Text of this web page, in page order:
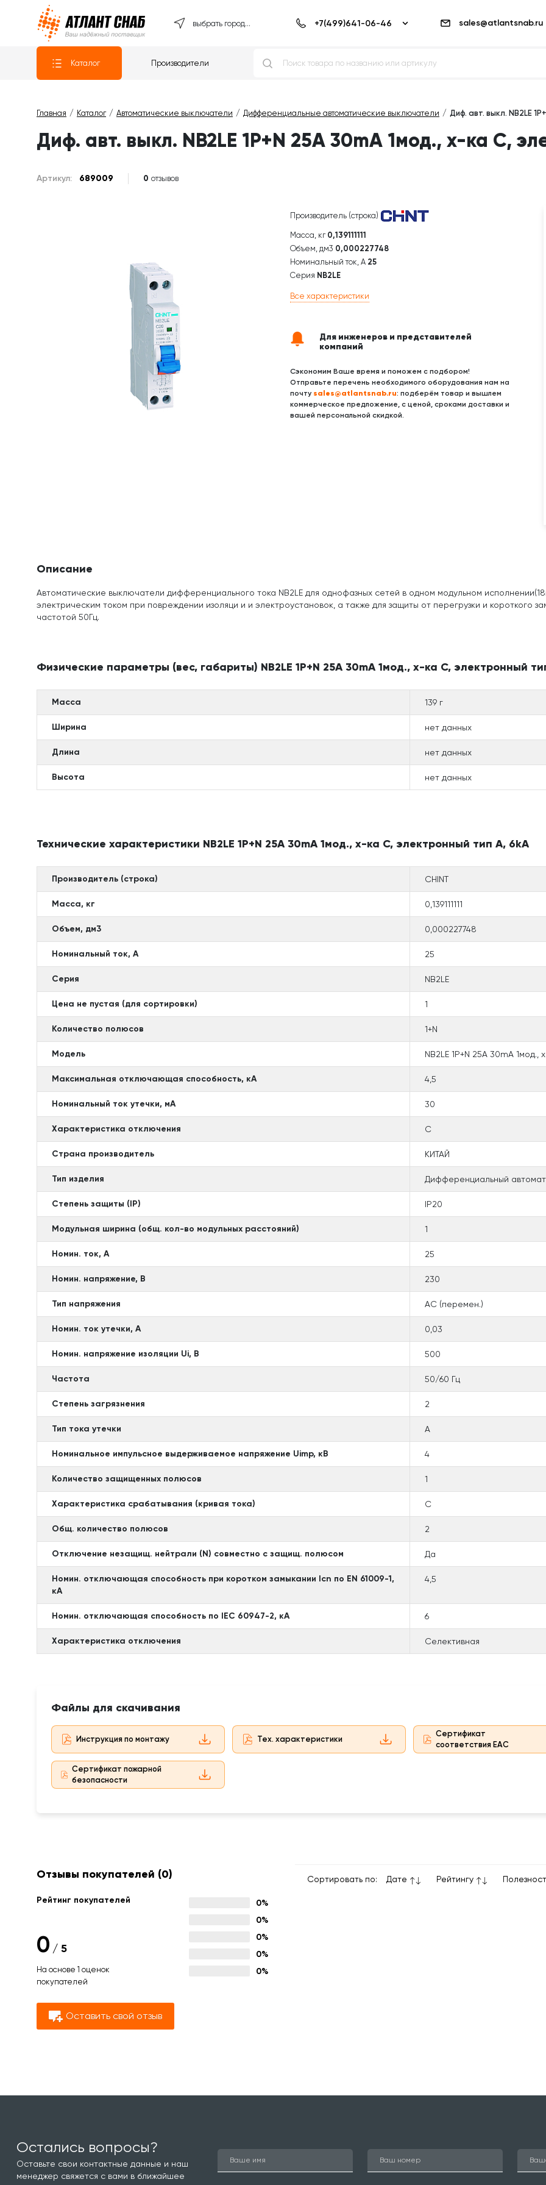
Атлантснаб
выбрать город... sales@atlantsnab.ru
Каталог Производители
Главная Каталог Автоматические выключатели Дифференциальные автоматические выключатели Диф. авт. выкл. NB2LE
Диф. авт. выкл. NB2LE 1P+N 25A 30mA 1мод., х-ка С,
Артикул: 689009
Производитель (строка)
Масса, кг 0,139111111
Объем, дм3 0,000227748
Номинальный ток, А 25
Серия NB2LE
Все характеристики
Для инженеров и представителей
компаний
Сэкономим Ваше время и поможем с подбором!
Отправьте перечень необходимого оборудования нам на
почту sales@atlantsnab.ru: подберём товар и вышлем
коммерческое предложение, с ценой, сроками доставки и
вашей персональной скидкой.
Описание
Автоматические выключатели дифференциального тока NB2LE для однофазных сетей в одном модульном
электрическим током при повреждении изоляци и и электроустановок, а также для защиты от перегрузки и короткого
частотой 50Гц.
Физические параметры (вес, габариты) NB2LE 1P+N 25A 30mA 1мод., х-ка С, электронный
Масса 139 г
Ширина нет данных
Длина нет данных
Высота нет данных
Технические характеристики NB2LE 1P+N 25A 30mA 1мод., х-ка С, электронный тип A, 6kA
Производитель (строка) CHINT
Масса, кг 0,139111111
Объем, дм3 0,000227748
Номинальный ток, А 25
Серия NB2LE
Цена не пустая (для сортировки) 1
Количество полюсов 1+N
Модель NB2LE 1P+N 25A 30mA
Максимальная отключающая способность, кА 4,5
Номинальный ток утечки, мА 30
Характеристика отключения C
Страна производитель КИТАЙ
Тип изделия Дифференциальный
Степень защиты (IP) IP20
Модульная ширина (общ. кол-во модульных расстояний) 1
Номин. ток, А 25
Номин. напряжение, В 230
Тип напряжения AC (перемен.)
Номин. ток утечки, А 0,03
Номин. напряжение изоляции Ui, В 500
Частота 50/60 Гц
Степень загрязнения 2
Тип тока утечки A
Номинальное импульсное выдерживаемое напряжение Uimp, кВ 4
Количество защищенных полюсов 1
Характеристика срабатывания (кривая тока) C
Общ. количество полюсов 2
Отключение незащищ. нейтрали (N) совместно с защищ. полюсом Да
Номин. отключающая способность при коротком замыкании Icn по EN 61009-1,
кА
4,5
Номин. отключающая способность по IEC 60947-2, кА 6
Характеристика отключения Селективная
Файлы для скачивания
Инструкция по монтажу Тех. характеристики
Сертификат
соответствия EAC
Сертификат пожарной
безопасности
Отзывы покупателей (0)
Рейтинг покупателей
0 / 5
На основе 1 оценок
покупателей
0%
0%
0%
0%
0%
Оставить свой отзыв
Сортировать по: Дате Рейтингу
Остались вопросы?
Оставьте свои контактные данные и наш
менеджер свяжется с вами в ближайшее